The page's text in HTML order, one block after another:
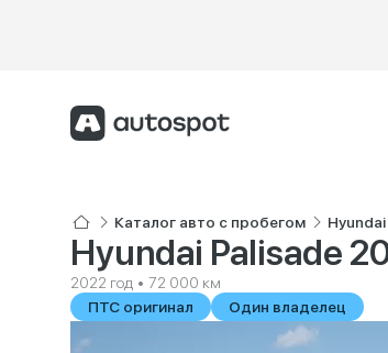
Каталог авто с пробегом Hyundai
Hyundai Palisade
2022 год • 72 000 км
ПТС оригинал
Один владелец